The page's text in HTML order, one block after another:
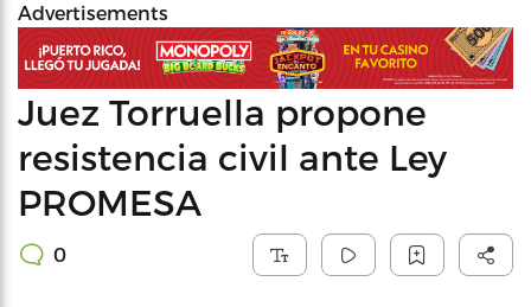
Advertisements
Juez Torruella propone
resistencia civil ante Ley
PROMESA
0